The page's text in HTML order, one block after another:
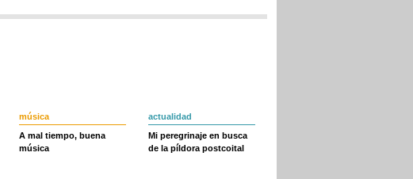
música
A mal tiempo, buena
música
actualidad
Mi peregrinaje en busca
de la píldora postcoital